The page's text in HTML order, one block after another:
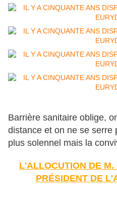
Barrière sanitaire oblige,
distance et on ne se serre
plus solennel mais la
L'ALLOCUTION DE M.
PRÉSIDENT DE